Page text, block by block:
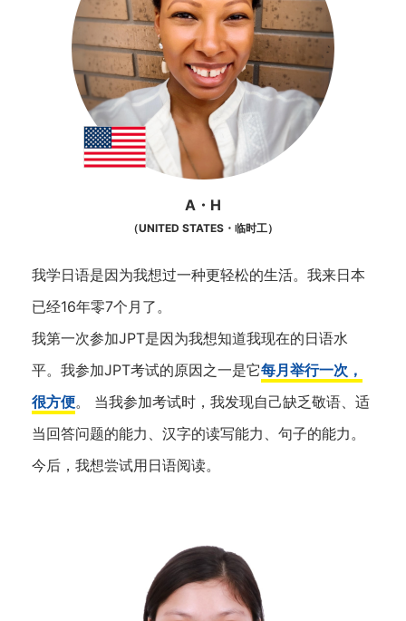
A・H
（UNITED STATES・临时工）
我学日语是因为我想过一种更轻松的生活。我来日本
已经16年零7个月了。
我第一次参加JPT是因为我想知道我现在的日语水
平。我参加JPT考试的原因之一是它每月举行一次，
很方便。 当我参加考试时，我发现自己缺乏敬语、适
当回答问题的能力、汉字的读写能力、句子的能力。
今后，我想尝试用日语阅读。